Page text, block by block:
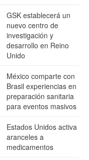
GSK establecerá un
nuevo centro de
investigación y
desarrollo en Reino
Unido
México comparte con
Brasil experiencias en
preparación sanitaria
para eventos masivos
Estados Unidos activa
aranceles a
medicamentos